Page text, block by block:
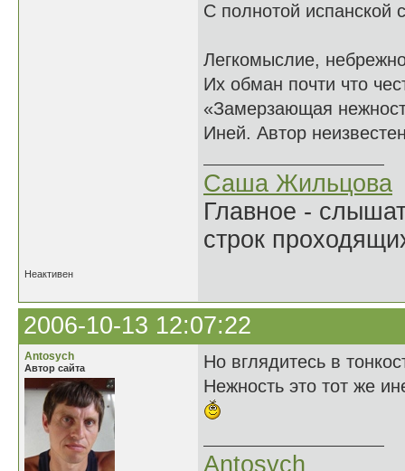
С полнотой испанской
Легкомыслие,
Их обман почти что
«Замерзающая
Иней. Автор
Саша Жильцова
Главное -
строк
Неактивен
2006-10-13 12:07:22
Antosych
Автор сайта
Но вглядитесь в
Нежность это тот же
Antosych